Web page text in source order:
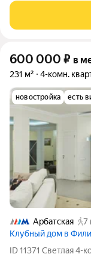
метров. Выполнен
использованием
600 000 ₽ в
231 м² 4-комн.
новостройка есть
Арбатская
7
Клубный дом в
ID 11371 Светлая 4-